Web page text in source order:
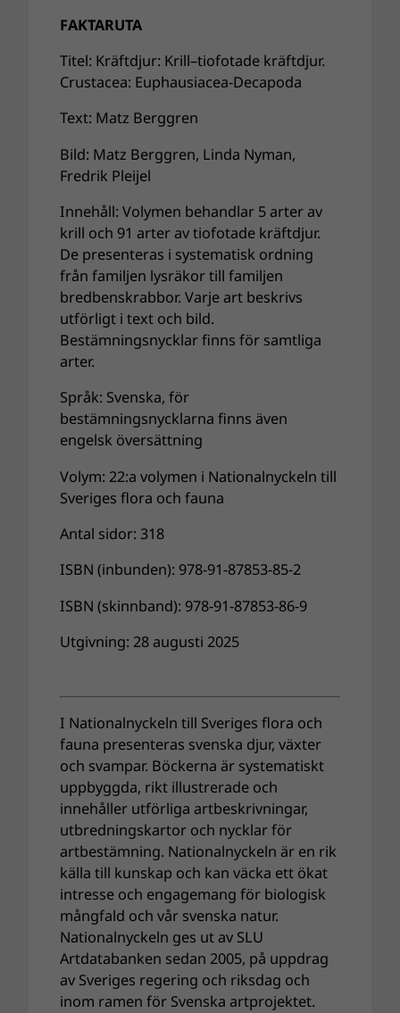
FAKTARUTA
Titel: Kräftdjur: Krill–tiofotade kräftdjur.
Crustacea: Euphausiacea-Decapoda
Text: Matz Berggren
Bild: Matz Berggren, Linda Nyman,
Fredrik Pleijel
Innehåll: Volymen behandlar 5 arter av
krill och 91 arter av tiofotade kräftdjur.
De presenteras i systematisk ordning
från familjen lysräkor till familjen
bredbenskrabbor. Varje art beskrivs
utförligt i text och bild.
Bestämningsnycklar finns för samtliga
arter.
Språk: Svenska, för
bestämningsnycklarna finns även
engelsk översättning
Volym: 22:a volymen i Nationalnyckeln till
Sveriges flora och fauna
Antal sidor: 318
ISBN (inbunden): 978-91-87853-85-2
ISBN (skinnband): 978-91-87853-86-9
Utgivning: 28 augusti 2025
I Nationalnyckeln till Sveriges flora och
fauna presenteras svenska djur, växter
och svampar. Böckerna är systematiskt
uppbyggda, rikt illustrerade och
innehåller utförliga artbeskrivningar,
utbredningskartor och nycklar för
artbestämning. Nationalnyckeln är en rik
källa till kunskap och kan väcka ett ökat
intresse och engagemang för biologisk
mångfald och vår svenska natur.
Nationalnyckeln ges ut av SLU
Artdatabanken sedan 2005, på uppdrag
av Sveriges regering och riksdag och
inom ramen för Svenska artprojektet.